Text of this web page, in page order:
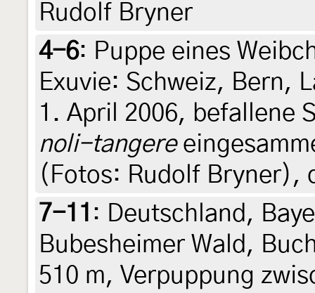
Rudolf Bryner
4-6: Puppe eines
Exuvie: Schweiz, Bern,
1. April 2006, befallene
noli-tangere
(Fotos: Rudolf Bryner),
7-11 : Deutschland,
Bubesheimer Wald,
510 m, Verpuppung